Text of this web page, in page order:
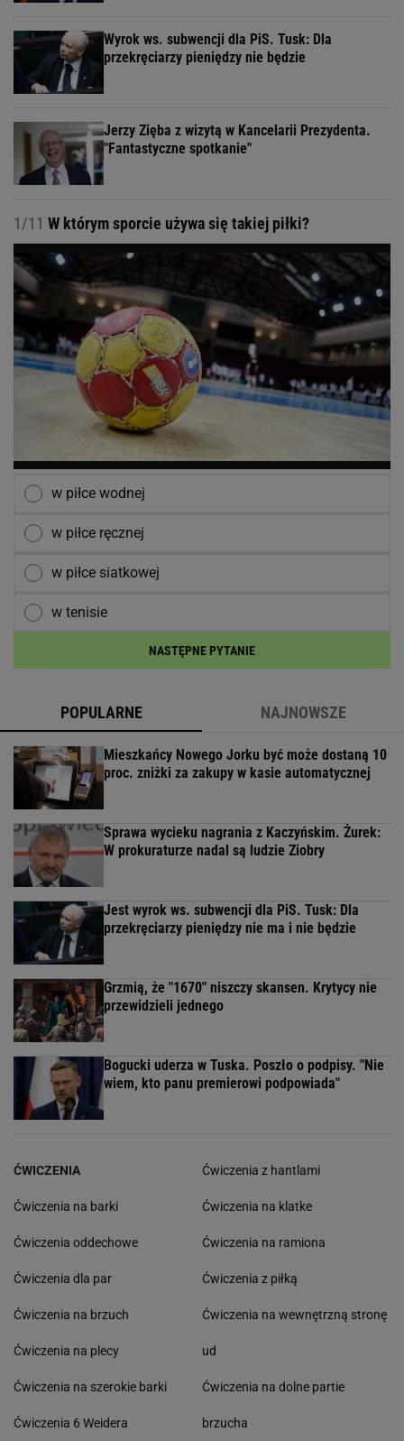
Wyrok ws. subwencji dla PiS. Tusk: Dla
przekręciarzy pieniędzy nie będzie
Jerzy Zięba z wizytą w Kancelarii Prezydenta.
"Fantastyczne spotkanie"
1/11 W którym sporcie używa się takiej piłki?
w piłce wodnej
w piłce ręcznej
w piłce siatkowej
w tenisie
NASTĘPNE PYTANIE
POPULARNE NAJNOWSZE
Mieszkańcy Nowego Jorku być może dostaną 10
proc. zniżki za zakupy w kasie automatycznej
Sprawa wycieku nagrania z Kaczyńskim. Żurek:
W prokuraturze nadal są ludzie Ziobry
Jest wyrok ws. subwencji dla PiS. Tusk: Dla
przekręciarzy pieniędzy nie ma i nie będzie
Grzmią, że "1670" niszczy skansen. Krytycy nie
przewidzieli jednego
Bogucki uderza w Tuska. Poszło o podpisy. "Nie
wiem, kto panu premierowi podpowiada"
ĆWICZENIA
Ćwiczenia na barki
Ćwiczenia oddechowe
Ćwiczenia dla par
Ćwiczenia na brzuch
Ćwiczenia na plecy
Ćwiczenia na szerokie barki
Ćwiczenia 6 Weidera
Ćwiczenia z hantlami
Ćwiczenia na klatke
Ćwiczenia na ramiona
Ćwiczenia z piłką
Ćwiczenia na wewnętrzną stronę
ud
Ćwiczenia na dolne partie
brzucha